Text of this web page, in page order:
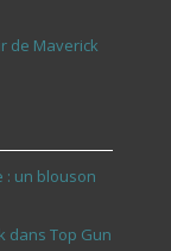
de Maverick
: un blouson
dans Top Gun